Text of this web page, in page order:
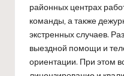
районных центрах
команды, а также
экстренных случаев.
выездной помощи и
ориентации. При этом